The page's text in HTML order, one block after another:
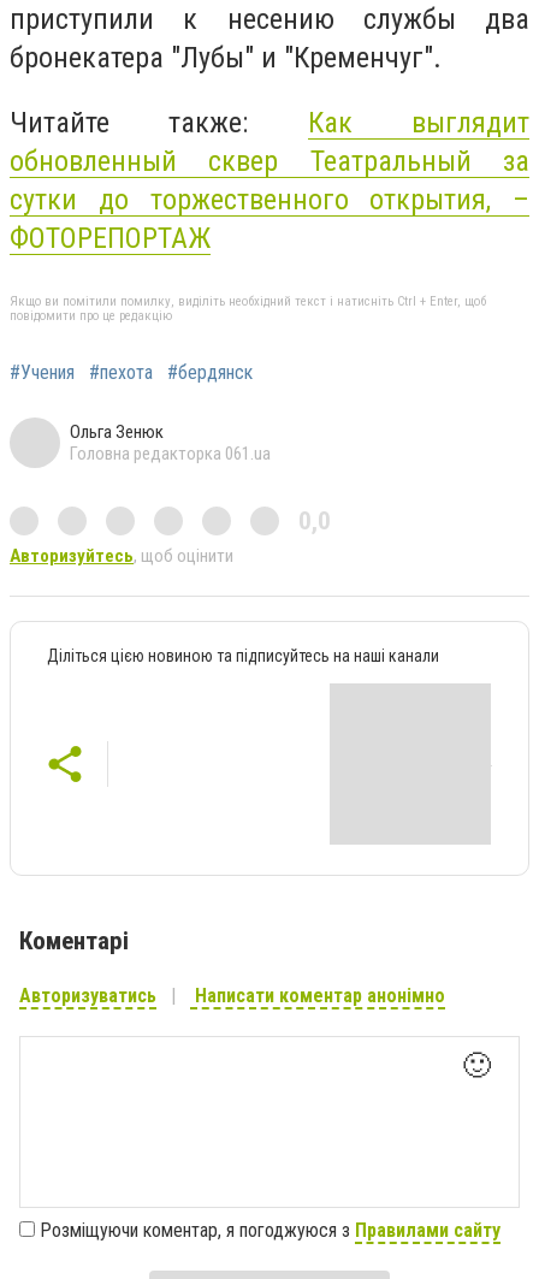
приступили к несению службы два
бронекатера "Лубы" и "Кременчуг".
Читайте также: Как выглядит
обновленный сквер Театральный за
сутки до торжественного открытия, –
ФОТОРЕПОРТАЖ
Якщо ви помітили помилку, виділіть необхідний текст і натисніть Ctrl + Enter, щоб
повідомити про це редакцію
#Учения #пехота #бердянск
Ольга Зенюк
Головна редакторка 061.ua
0,0
Авторизуйтесь, щоб оцінити
Діліться цією новиною та підписуйтесь на наші канали
Коментарі
Авторизуватись Написати коментар анонімно
🙂
Розміщуючи коментар, я погоджуюся з Правилами сайту